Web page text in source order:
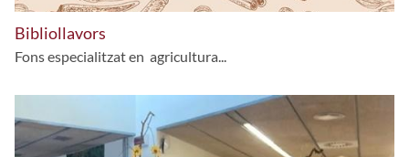
Bibliollavors
Fons especialitzat en agricultura...